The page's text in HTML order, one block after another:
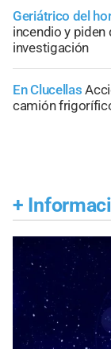
Geriátrico del
incendio y piden
investigación
En Clucellas
camión
+